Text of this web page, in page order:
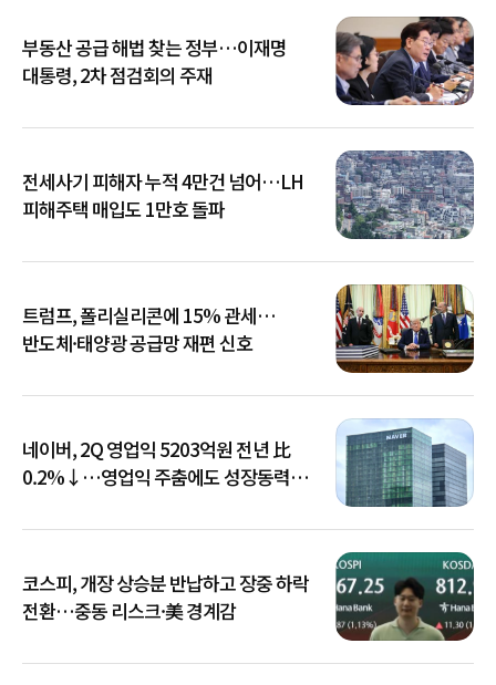
부동산 공급 해법 찾는 정부…이재명
대통령, 2차 점검회의 주재
전세사기 피해자 누적 4만건 넘어…LH
피해주택 매입도 1만호 돌파
트럼프, 폴리실리콘에 15% 관세…
반도체·태양광 공급망 재편 신호
네이버, 2Q 영업익 5203억원 전년 比
0.2%↓…영업익 주춤에도 성장동력
코스피, 개장 상승분 반납하고 장중 하락
전환…중동 리스크·美 경계감